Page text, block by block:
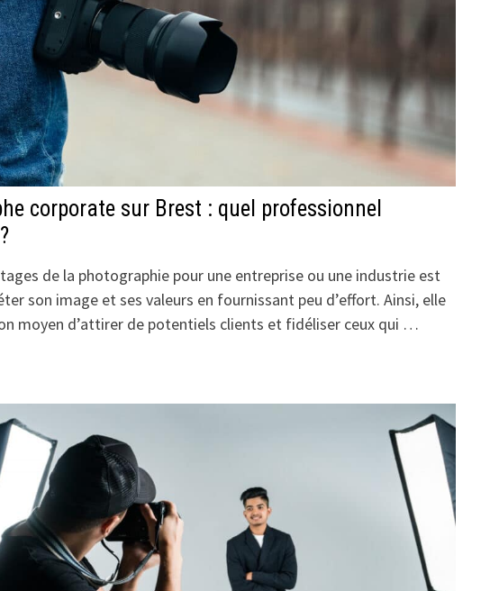
corporate sur Brest : quel professionnel
de la photographie pour une entreprise ou une industrie est
son image et ses valeurs en fournissant peu d’effort. Ainsi, elle
moyen d’attirer de potentiels clients et fidéliser ceux qui …